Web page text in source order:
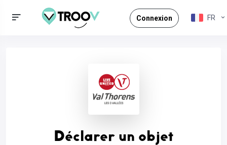
Connexion FR
Déclarer un objet